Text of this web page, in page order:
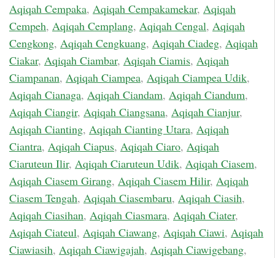
Aqiqah Cempaka, Aqiqah Cempakamekar, Aqiqah
Cempeh, Aqiqah Cemplang, Aqiqah Cengal, Aqiqah
Cengkong, Aqiqah Cengkuang, Aqiqah Ciadeg, Aqiqah
Ciakar, Aqiqah Ciambar, Aqiqah Ciamis, Aqiqah
Ciampanan, Aqiqah Ciampea, Aqiqah Ciampea Udik,
Aqiqah Cianaga, Aqiqah Ciandam, Aqiqah Ciandum,
Aqiqah Ciangir, Aqiqah Ciangsana, Aqiqah Cianjur,
Aqiqah Cianting, Aqiqah Cianting Utara, Aqiqah
Ciantra, Aqiqah Ciapus, Aqiqah Ciaro, Aqiqah
Ciaruteun Ilir, Aqiqah Ciaruteun Udik, Aqiqah Ciasem,
Aqiqah Ciasem Girang, Aqiqah Ciasem Hilir, Aqiqah
Ciasem Tengah, Aqiqah Ciasembaru, Aqiqah Ciasih,
Aqiqah Ciasihan, Aqiqah Ciasmara, Aqiqah Ciater,
Aqiqah Ciateul, Aqiqah Ciawang, Aqiqah Ciawi, Aqiqah
Ciawiasih, Aqiqah Ciawigajah, Aqiqah Ciawigebang,